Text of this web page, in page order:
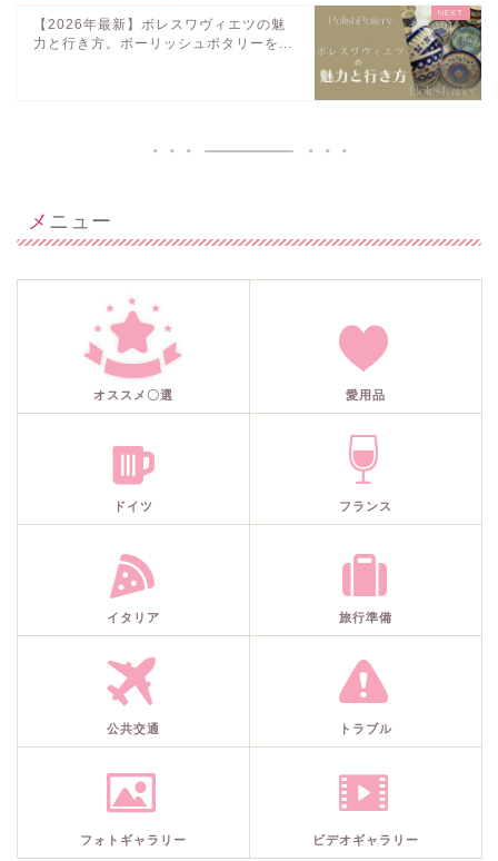
【2026年最新】ボレスワヴィエツの魅
力と行き方。ポーリッシュポタリーを...
メニュー
オススメ〇選 愛用品
ドイツ フランス
イタリア 旅行準備
公共交通 トラブル
フォトギャラリー ビデオギャラリー